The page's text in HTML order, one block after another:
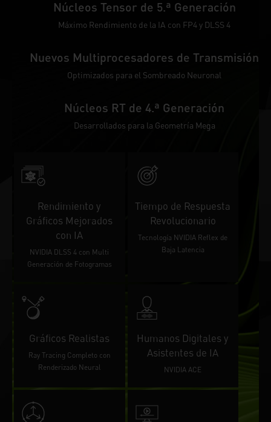
Núcleos Tensor de 5.ª Generación
Máximo Rendimiento de la IA con FP4 y DLSS 4
Nuevos Multiprocesadores de Transmisión
Optimizados para el Sombreado Neuronal
Núcleos RT de 4.ª Generación
Desarrollados para la Geometría Mega
Rendimiento y
Gráficos Mejorados
con IA
NVIDIA DLSS 4 con Multi
Generación de Fotogramas
Tiempo de Respuesta
Revolucionario
Tecnología NVIDIA Reflex de
Baja Latencia
Gráficos Realistas
Ray Tracing Completo con
Renderizado Neural
Humanos Digitales y
Asistentes de IA
NVIDIA ACE